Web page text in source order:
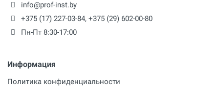
info@prof-inst.by
+375 (17) 227-03-84, +375 (29) 602-00-80
Пн-Пт 8:30-17:00
Информация
Политика конфиденциальности